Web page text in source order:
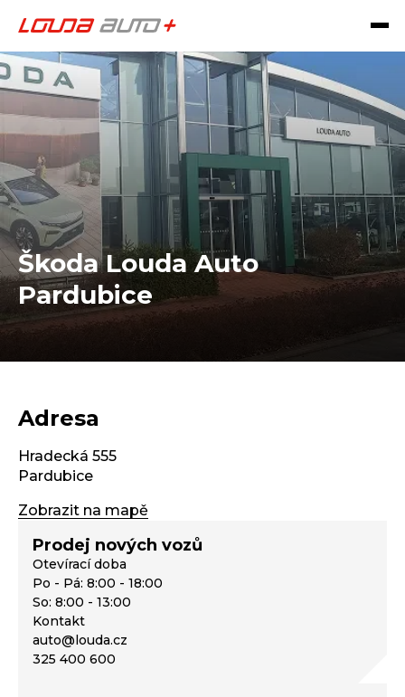
Škoda Louda Auto
Pardubice
Adresa
Hradecká 555
Pardubice
Zobrazit na mapě
Prodej nových vozů
Otevírací doba
Po - Pá: 8:00 - 18:00
So: 8:00 - 13:00
Kontakt
auto@louda.cz
325 400 600